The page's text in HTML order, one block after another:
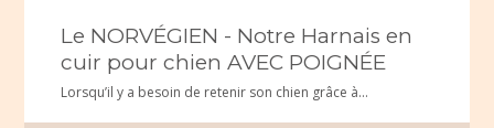
Le NORVÉGIEN - Notre Harnais en
cuir pour chien AVEC POIGNÉE
Lorsqu’il y a besoin de retenir son chien grâce à...